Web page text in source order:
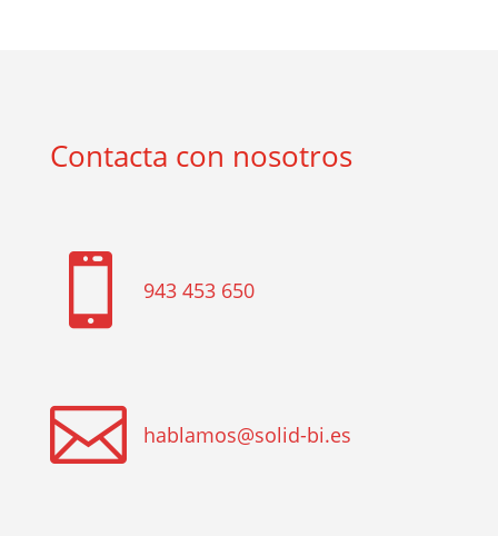
Contacta con nosotros
 943 453 650
 hablamos@solid-bi.es